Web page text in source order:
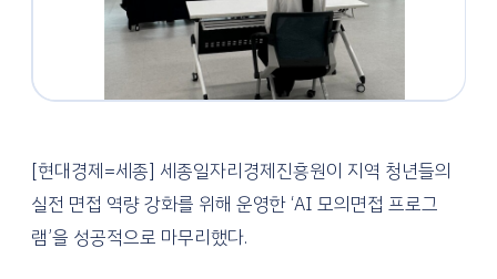
[현대경제=세종] 세종일자리경제진흥원이 지역 청년들의
실전 면접 역량 강화를 위해 운영한 ‘AI 모의면접 프로그
램’을 성공적으로 마무리했다.